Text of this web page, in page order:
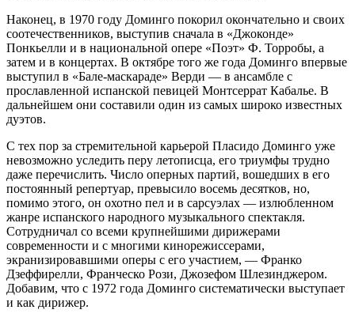
Наконец, в 1970 году Доминго покорил окончательно и своих
соотечественников, выступив сначала в «Джоконде»
Понкьелли и в национальной опере «Поэт» Ф. Торробы, а
затем и в концертах. В октябре того же года Доминго впервые
выступил в «Бале-маскараде» Верди — в ансамбле с
прославленной испанской певицей Монтсеррат Кабалье. В
дальнейшем они составили один из самых широко известных
дуэтов.
С тех пор за стремительной карьерой Пласидо Доминго уже
невозможно уследить перу летописца, его триумфы трудно
даже перечислить. Число оперных партий, вошедших в его
постоянный репертуар, превысило восемь десятков, но,
помимо этого, он охотно пел и в сарсуэлах — излюбленном
жанре испанского народного музыкального спектакля.
Сотрудничал со всеми крупнейшими дирижерами
современности и с многими кинорежиссерами,
экранизировавшими оперы с его участием, — Франко
Дзеффирелли, Франческо Рози, Джозефом Шлезинджером.
Добавим, что с 1972 года Доминго систематически выступает
и как дирижер.